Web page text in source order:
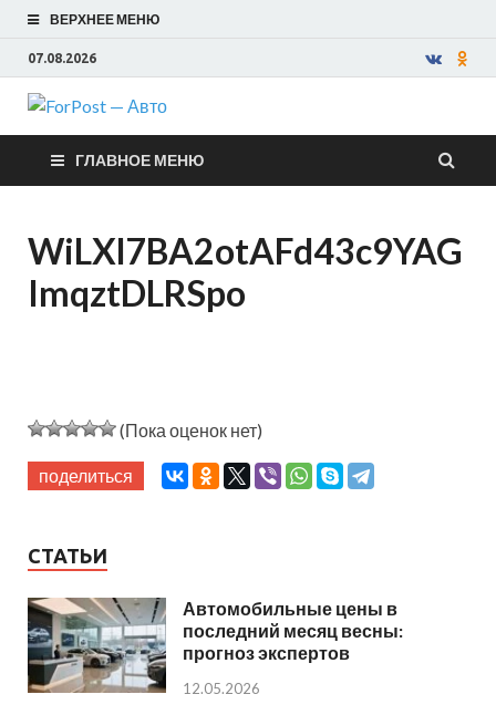
ВЕРХНЕЕ МЕНЮ
07.08.2026
ForPost —
Авто
ГЛАВНОЕ МЕНЮ
WiLXl7BA2otAFd43c9YAG
ImqztDLRSpo
(Пока оценок нет)
поделиться
СТАТЬИ
Автомобильные цены в
последний месяц весны:
прогноз экспертов
12.05.2026